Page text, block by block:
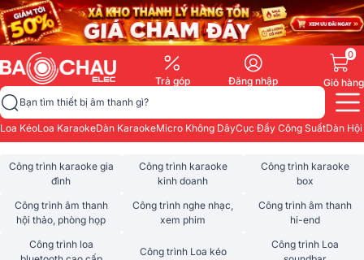
Trả góp Đăng nhập
0
Giỏ hàng
Bạn tìm thiết bị âm thanh gì?
Loa KéoLoa KaraokeDàn KaraokeMicro Không DâyCục Đẩy Công SuấtDàn
Công trình karaoke gia
đình
Công trình karaoke
kinh doanh
Công trình karaoke
box
Công trình âm thanh
hội thảo, phòng họp
Công trình nghe nhạc,
xem phim
Công trình âm thanh
hi-end
Công trình loa
Công trình Loa kéo
Công trình Loa